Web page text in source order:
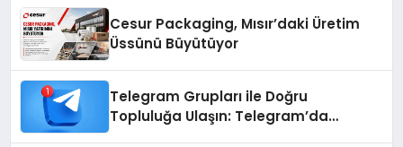
Cesur Packaging, Mısır’daki Üretim
Üssünü Büyütüyor
Telegram Grupları ile Doğru
Topluluğa Ulaşın: Telegram’da